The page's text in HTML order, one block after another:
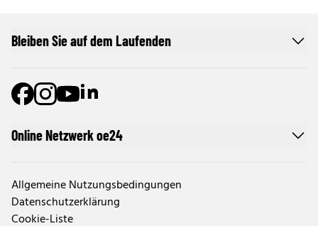
Online Netzwerk oe24
Allgemeine Nutzungsbedingungen
Datenschutzerklärung
Cookie-Liste
Bleiben Sie auf dem Laufenden